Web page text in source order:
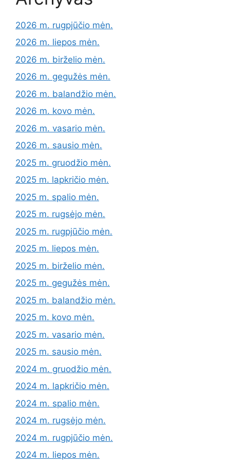
2026 m. rugpjūčio mėn.
2026 m. liepos mėn.
2026 m. birželio mėn.
2026 m. gegužės mėn.
2026 m. balandžio mėn.
2026 m. kovo mėn.
2026 m. vasario mėn.
2026 m. sausio mėn.
2025 m. gruodžio mėn.
2025 m. lapkričio mėn.
2025 m. spalio mėn.
2025 m. rugsėjo mėn.
2025 m. rugpjūčio mėn.
2025 m. liepos mėn.
2025 m. birželio mėn.
2025 m. gegužės mėn.
2025 m. balandžio mėn.
2025 m. kovo mėn.
2025 m. vasario mėn.
2025 m. sausio mėn.
2024 m. gruodžio mėn.
2024 m. lapkričio mėn.
2024 m. spalio mėn.
2024 m. rugsėjo mėn.
2024 m. rugpjūčio mėn.
2024 m. liepos mėn.